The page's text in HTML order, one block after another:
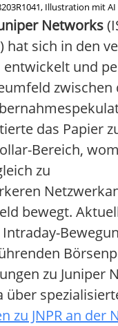
Illustration mit
Networks
hat sich in den
und
das Papier
Bereich,
zu
bewegt.
zu Juniper
über
zu JNPR an der